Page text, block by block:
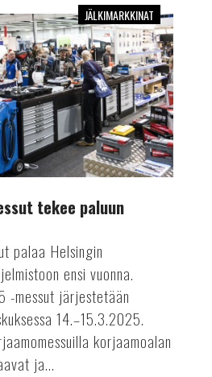
JÄLKIMARKKINAT
tekee paluun
palaa Helsingin
ensi vuonna.
-messut järjestetään
14.–15.3.2025.
korjaamoalan
ja...